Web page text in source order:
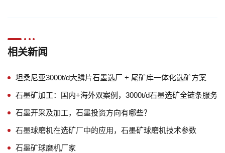
相关新闻
坦桑尼亚3000t/d大鳞片石墨选厂 + 尾矿库一体化选矿方案
石墨矿加工：国内+海外双案例，3000t/d石墨选矿全链条服务
石墨开采及加工，石墨投资方向有哪些？
石墨球磨机在选矿厂中的应用，石墨矿球磨机技术参数
石墨矿球磨机厂家